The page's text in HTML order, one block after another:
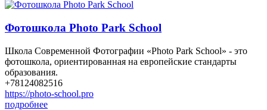
Фотошкола Photo Park School
Школа Современной Фотографии «Photo Park School» - это
фотошкола, ориентированная на европейские стандарты
образования.
+78124082516
https://photo-school.pro
подробнее